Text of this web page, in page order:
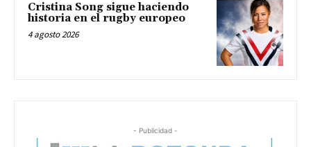
Cristina Song sigue haciendo
historia en el rugby europeo
4 agosto 2026
- Publicidad -